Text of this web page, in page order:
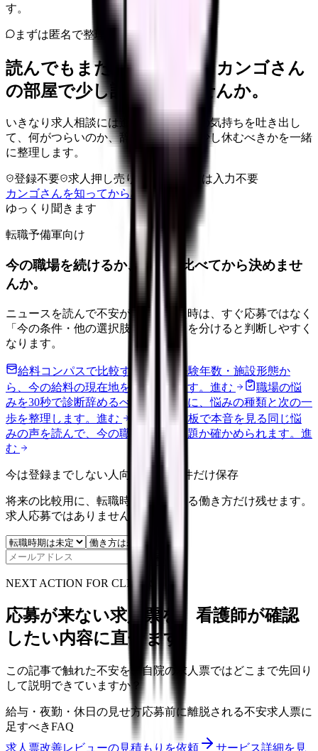
す。
まずは匿名で整理
読んでもまだ苦しいなら、カンゴさん
の部屋で少し話してみませんか。
いきなり求人相談には進みません。今の気持ちを吐き出し
て、何がつらいのか、辞めるべきか、少し休むべきかを一緒
に整理します。
登録不要 求人押し売りなし
病院名は入力不要
カンゴさんを知ってから相談する
ゆっくり聞きます
転職予備軍向け
今の職場を続けるか、条件を比べてから決めませ
んか。
ニュースを読んで不安が強くなった時は、すぐ応募ではなく
「今の条件・他の選択肢・相談先」を分けると判断しやすく
なります。
給料コンパスで比較する 地域・経験年数・施設形態か
ら、今の給料の現在地を確認できます。 進む
職場の悩
みを30秒で診断辞めるべきか迷う前に、悩みの種類と次の一
歩を整理します。 進む 匿名掲示板で本音を見る 同じ悩
みの声を読んで、今の職場だけの問題か確かめられます。 進
む
今は登録までしない人向け: 希望条件だけ保存
将来の比較用に、転職時期と気になる働き方だけ残せます。
求人応募ではありません。
NEXT ACTION FOR CLINICS
応募が来ない求人票を、看護師が確認
したい内容に直せます
この記事で触れた不安を、自院の求人票ではどこまで先回り
して説明できていますか？
給与・夜勤・休日の見せ方応募前に離脱される不安求人票に
足すべきFAQ
求人票改善レビューの見積もりを依頼
サービス詳細を見